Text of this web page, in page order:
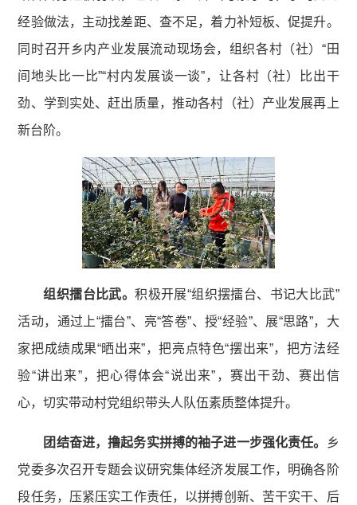
经验做法，主动找差距、查不足，着力补短板、促提升。
同时召开乡内产业发展流动现场会，组织各村（社）“田
间地头比一比”“村内发展谈一谈”，让各村（社）比出干
劲、学到实处、赶出质量，推动各村（社）产业发展再上
新台阶。
组织擂台比武。积极开展“组织摆擂台、书记大比武”
活动，通过上“擂台”、亮“答卷”、授“经验”、展“思路”，大
家把成绩成果“晒出来”，把亮点特色“摆出来”，把方法经
验“讲出来”，把心得体会“说出来”，赛出干劲、赛出信
心，切实带动村党组织带头人队伍素质整体提升。
团结奋进，撸起务实拼搏的袖子进一步强化责任。
乡
党委多次召开专题会议研究集体经济发展工作，明确各阶
段任务，压紧压实工作责任，以拼搏创新、苦干实干、后